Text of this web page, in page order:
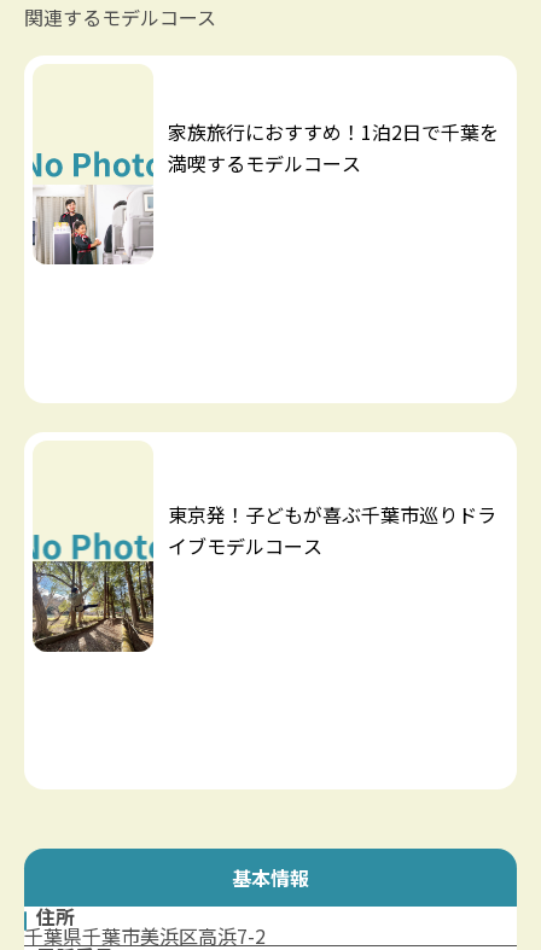
関連するモデルコース
家族旅行におすすめ！1泊2日で千葉を
満喫するモデルコース
東京発！子どもが喜ぶ千葉市巡りドラ
イブモデルコース
基本情報
住所
千葉県千葉市美浜区高浜7-2